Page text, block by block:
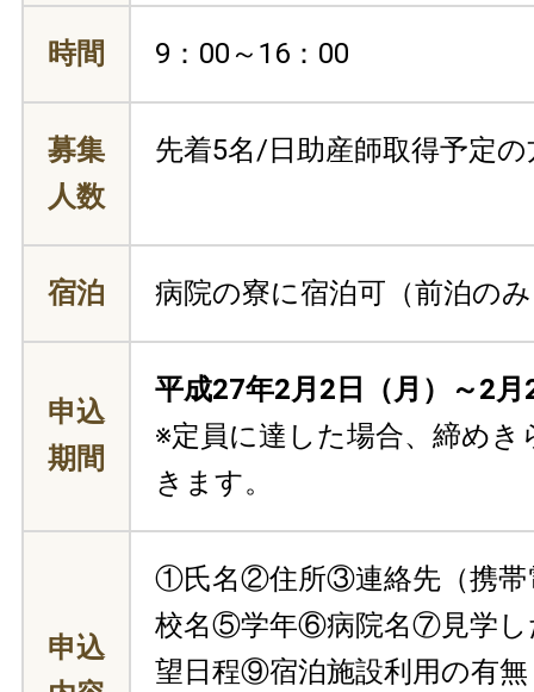
時間 9：00～16：00
募集
人数
先着5名/日助産師取得予定の
宿泊 病院の寮に宿泊可（前泊の
申込
期間
平成27年2月2日（月）～2月
※定員に達した場合、締めき
きます。
申込
①氏名②住所③連絡先（携帯
校名⑤学年⑥病院名⑦見学
望日程⑨宿泊施設利用の有無